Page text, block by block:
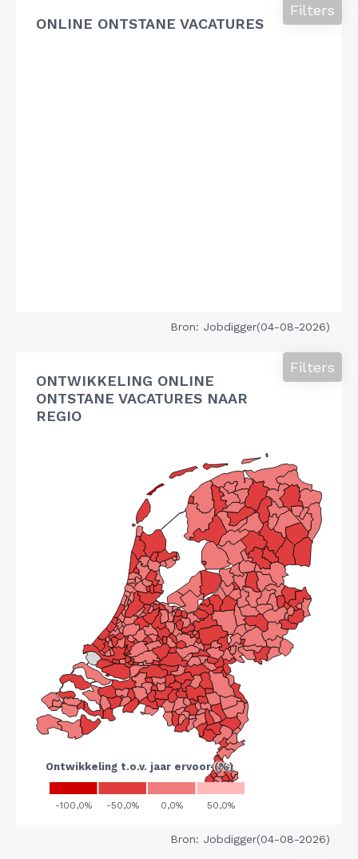
ONLINE ONTSTANE VACATURES
Filters
Bron: Jobdigger(04-08-2026)
ONTWIKKELING ONLINE
ONTSTANE VACATURES NAAR
REGIO
Filters
Bron: Jobdigger(04-08-2026)